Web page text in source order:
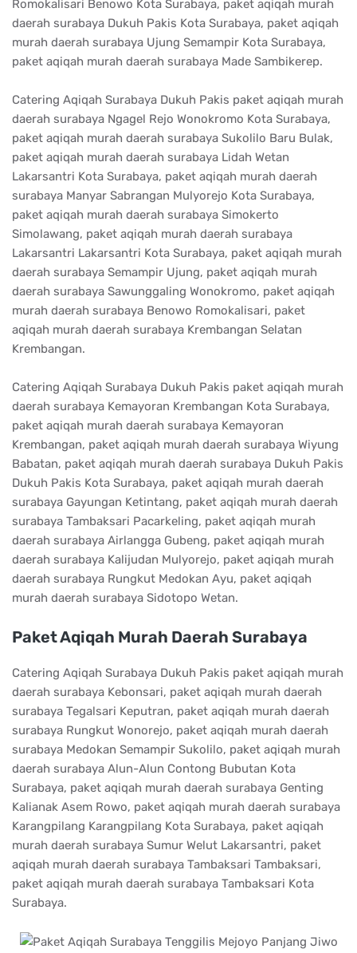
Romokalisari Benowo Kota Surabaya, paket aqiqah murah
daerah surabaya Dukuh Pakis Kota Surabaya, paket aqiqah
murah daerah surabaya Ujung Semampir Kota Surabaya,
paket aqiqah murah daerah surabaya Made Sambikerep.
Catering Aqiqah Surabaya Dukuh Pakis paket aqiqah murah
daerah surabaya Ngagel Rejo Wonokromo Kota Surabaya,
paket aqiqah murah daerah surabaya Sukolilo Baru Bulak,
paket aqiqah murah daerah surabaya Lidah Wetan
Lakarsantri Kota Surabaya, paket aqiqah murah daerah
surabaya Manyar Sabrangan Mulyorejo Kota Surabaya,
paket aqiqah murah daerah surabaya Simokerto
Simolawang, paket aqiqah murah daerah surabaya
Lakarsantri Lakarsantri Kota Surabaya, paket aqiqah murah
daerah surabaya Semampir Ujung, paket aqiqah murah
daerah surabaya Sawunggaling Wonokromo, paket aqiqah
murah daerah surabaya Benowo Romokalisari, paket
aqiqah murah daerah surabaya Krembangan Selatan
Krembangan.
Catering Aqiqah Surabaya Dukuh Pakis paket aqiqah murah
daerah surabaya Kemayoran Krembangan Kota Surabaya,
paket aqiqah murah daerah surabaya Kemayoran
Krembangan, paket aqiqah murah daerah surabaya Wiyung
Babatan, paket aqiqah murah daerah surabaya Dukuh Pakis
Dukuh Pakis Kota Surabaya, paket aqiqah murah daerah
surabaya Gayungan Ketintang, paket aqiqah murah daerah
surabaya Tambaksari Pacarkeling, paket aqiqah murah
daerah surabaya Airlangga Gubeng, paket aqiqah murah
daerah surabaya Kalijudan Mulyorejo, paket aqiqah murah
daerah surabaya Rungkut Medokan Ayu, paket aqiqah
murah daerah surabaya Sidotopo Wetan.
Paket Aqiqah Murah Daerah Surabaya
Catering Aqiqah Surabaya Dukuh Pakis paket aqiqah murah
daerah surabaya Kebonsari, paket aqiqah murah daerah
surabaya Tegalsari Keputran, paket aqiqah murah daerah
surabaya Rungkut Wonorejo, paket aqiqah murah daerah
surabaya Medokan Semampir Sukolilo, paket aqiqah murah
daerah surabaya Alun-Alun Contong Bubutan Kota
Surabaya, paket aqiqah murah daerah surabaya Genting
Kalianak Asem Rowo, paket aqiqah murah daerah surabaya
Karangpilang Karangpilang Kota Surabaya, paket aqiqah
murah daerah surabaya Sumur Welut Lakarsantri, paket
aqiqah murah daerah surabaya Tambaksari Tambaksari,
paket aqiqah murah daerah surabaya Tambaksari Kota
Surabaya.